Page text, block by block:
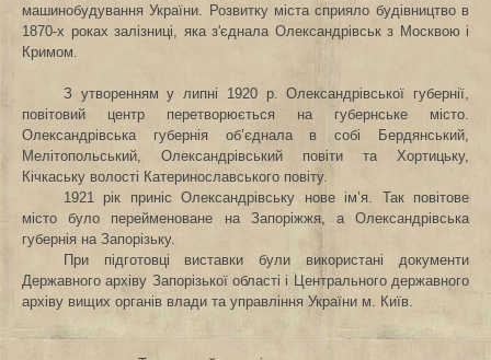
машинобудування України. Розвитку міста сприяло будівництво в
1870-х роках залізниці, яка з'єднала Олександрівськ з Москвою і
Кримом.
З утворенням у липні 1920 р. Олександрівської губернії,
повітовий центр перетворюється на губернське місто.
Олександрівська губернія об’єднала в собі Бердянський,
Мелітопольський, Олександрівський повіти та Хортицьку,
Кічкаську волості Катеринославського повіту.
1921 рік приніс Олександрівську нове ім’я. Так повітове
місто було перейменоване на Запоріжжя, а Олександрівська
губернія на Запорізьку.
При підготовці виставки були використані документи
Державного архіву Запорізької області і Центрального державного
архіву вищих органів влади та управління України м. Київ.